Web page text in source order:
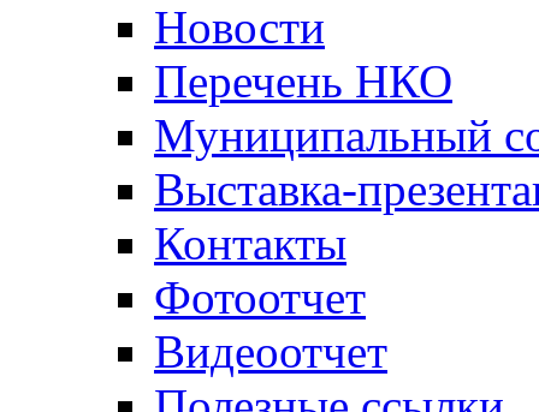
Новости
Перечень НКО
Муниципальный
Выставка-
Контакты
Фотоотчет
Видеоотчет